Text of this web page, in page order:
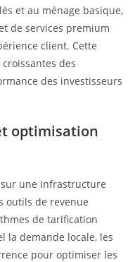
et au ménage basique,
de services premium
client. Cette
des
des investisseurs
optimisation
sur une infrastructure
outils de revenue
de tarification
la demande locale, les
pour optimiser les